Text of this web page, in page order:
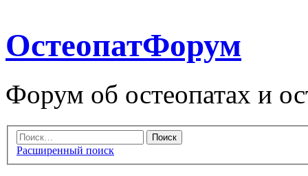
ОстеопатФорум
Форум об остеопатах и
Расширенный поиск